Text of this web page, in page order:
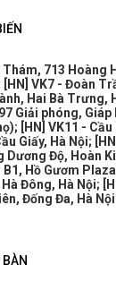
Thám, 713 Hoàng
[HN] VK7 - Đoàn
Hai Bà Trưng,
Giải phóng, Giáp
;
[HN] VK11 -
Giấy, Hà Nội;
Dương Độ, Hoàn
Hồ Gươm
Đông, Hà Nội;
Đống Đa, Hà Nội